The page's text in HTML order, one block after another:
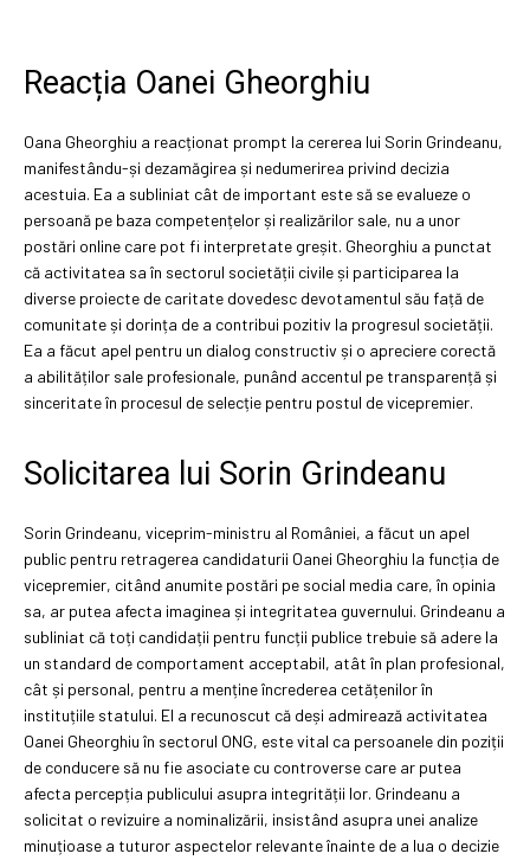
Reacția Oanei Gheorghiu
Oana Gheorghiu a reacționat prompt la cererea lui Sorin Grindeanu,
manifestându-și dezamăgirea și nedumerirea privind decizia
acestuia. Ea a subliniat cât de important este să se evalueze o
persoană pe baza competențelor și realizărilor sale, nu a unor
postări online care pot fi interpretate greșit. Gheorghiu a punctat
că activitatea sa în sectorul societății civile și participarea la
diverse proiecte de caritate dovedesc devotamentul său față de
comunitate și dorința de a contribui pozitiv la progresul societății.
Ea a făcut apel pentru un dialog constructiv și o apreciere corectă
a abilităților sale profesionale, punând accentul pe transparență și
sinceritate în procesul de selecție pentru postul de vicepremier.
Solicitarea lui Sorin Grindeanu
Sorin Grindeanu, viceprim-ministru al României, a făcut un apel
public pentru retragerea candidaturii Oanei Gheorghiu la funcția de
vicepremier, citând anumite postări pe social media care, în opinia
sa, ar putea afecta imaginea și integritatea guvernului. Grindeanu a
subliniat că toți candidații pentru funcții publice trebuie să adere la
un standard de comportament acceptabil, atât în plan profesional,
cât și personal, pentru a menține încrederea cetățenilor în
instituțiile statului. El a recunoscut că deși admirează activitatea
Oanei Gheorghiu în sectorul ONG, este vital ca persoanele din poziții
de conducere să nu fie asociate cu controverse care ar putea
afecta percepția publicului asupra integrității lor. Grindeanu a
solicitat o revizuire a nominalizării, insistând asupra unei analize
minuțioase a tuturor aspectelor relevante înainte de a lua o decizie